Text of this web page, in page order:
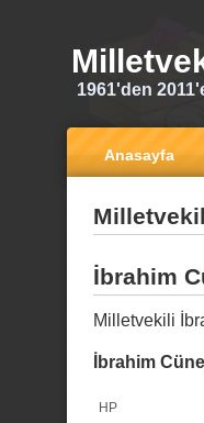
1961'den
Anasayfa
İbrahim
Milletvekili
İbrahim
HP